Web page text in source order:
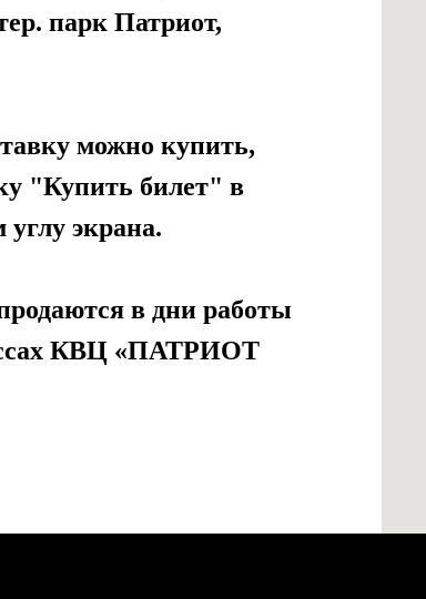
парк Патриот,
можно купить,
"Купить билет" в
экрана.
в дни работы
КВЦ «ПАТРИОТ